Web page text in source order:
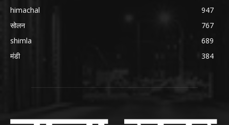
himachal
947
सोलन
767
shimla
689
मंडी
384